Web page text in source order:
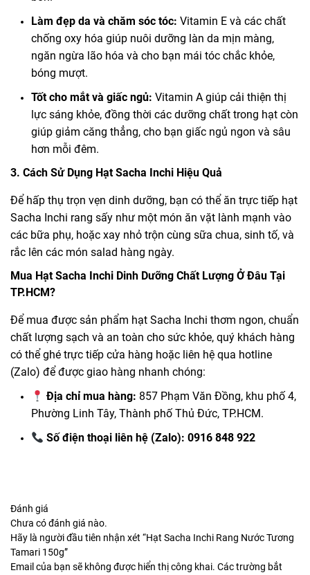
Làm đẹp da và chăm sóc tóc: Vitamin E và các chất
chống oxy hóa giúp nuôi dưỡng làn da mịn màng,
ngăn ngừa lão hóa và cho bạn mái tóc chắc khỏe,
bóng mượt.
Tốt cho mắt và giấc ngủ: Vitamin A giúp cải thiện thị
lực sáng khỏe, đồng thời các dưỡng chất trong hạt còn
giúp giảm căng thẳng, cho bạn giấc ngủ ngon và sâu
hơn mỗi đêm.
3. Cách Sử Dụng Hạt Sacha Inchi Hiệu Quả
Để hấp thụ trọn vẹn dinh dưỡng, bạn có thể ăn trực tiếp hạt
Sacha Inchi rang sấy như một món ăn vặt lành mạnh vào
các bữa phụ, hoặc xay nhỏ trộn cùng sữa chua, sinh tố, và
rắc lên các món salad hàng ngày.
Mua Hạt Sacha Inchi Dinh Dưỡng Chất Lượng Ở Đâu Tại
TP.HCM?
Để mua được sản phẩm hạt Sacha Inchi thơm ngon, chuẩn
chất lượng sạch và an toàn cho sức khỏe, quý khách hàng
có thể ghé trực tiếp cửa hàng hoặc liên hệ qua hotline
(Zalo) để được giao hàng nhanh chóng:
Địa chỉ mua hàng: 857 Phạm Văn Đồng, khu phố 4,
Phường Linh Tây, Thành phố Thủ Đức, TP.HCM.
Số điện thoại liên hệ (Zalo): 0916 848 922
Đánh giá
Chưa có đánh giá nào.
Hãy là người đầu tiên nhận xét “Hạt Sacha Inchi Rang Nước Tương
Tamari 150g”
Email của bạn sẽ không được hiển thị công khai. Các trường bắt